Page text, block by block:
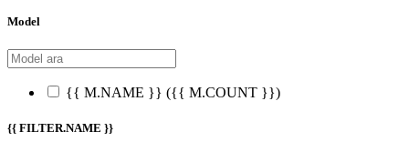
Model
{{ M.NAME }} ({{ M.COUNT }})
{{ FILTER.NAME }}